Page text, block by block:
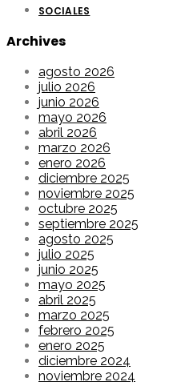
SOCIALES
Archives
agosto 2026
julio 2026
junio 2026
mayo 2026
abril 2026
marzo 2026
enero 2026
diciembre 2025
noviembre 2025
octubre 2025
septiembre 2025
agosto 2025
julio 2025
junio 2025
mayo 2025
abril 2025
marzo 2025
febrero 2025
enero 2025
diciembre 2024
noviembre 2024